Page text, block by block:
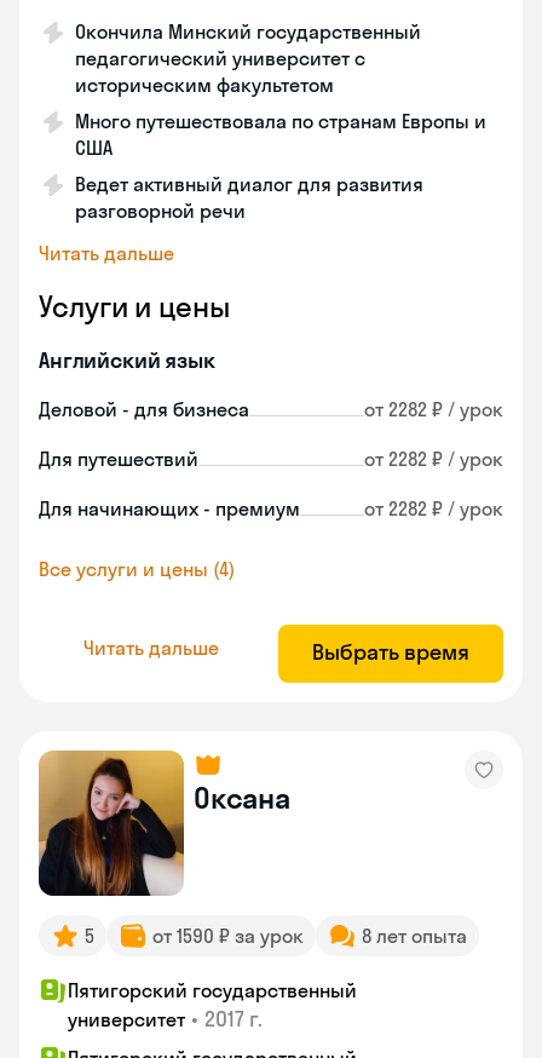
Окончила Минский государственный
педагогический университет с
историческим факультетом
Много путешествовала по странам Европы и
США
Ведет активный диалог для развития
разговорной речи
Читать дальше
Услуги и цены
Английский язык
Деловой - для бизнеса от 2282 ₽ / урок
Для путешествий от 2282 ₽ / урок
Для начинающих - премиум от 2282 ₽ / урок
Все услуги и цены (4)
Читать дальше Выбрать время
Оксана
5 от 1590 ₽ за урок 8 лет опыта
Пятигорский государственный
университет • 2017 г.